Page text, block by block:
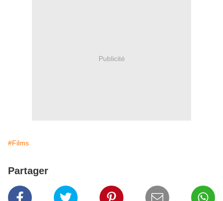
Publicité
#Films
Partager